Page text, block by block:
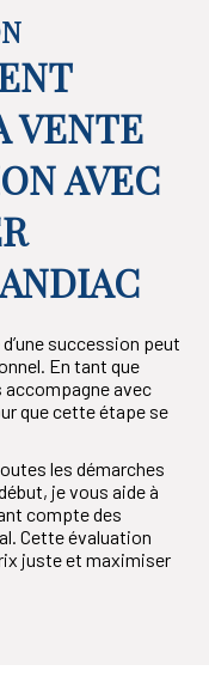
VENTE
AVEC
succession peut
En tant que
avec
que cette étape se
les démarches
je vous aide à
compte des
Cette évaluation
juste et maximiser